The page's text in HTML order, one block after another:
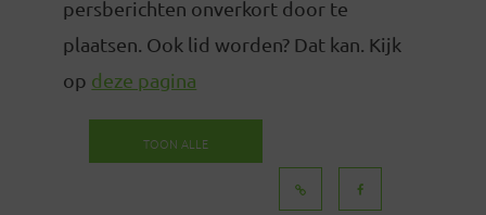
persberichten onverkort door te
plaatsen. Ook lid worden? Dat kan. Kijk
op deze pagina
TOON ALLE